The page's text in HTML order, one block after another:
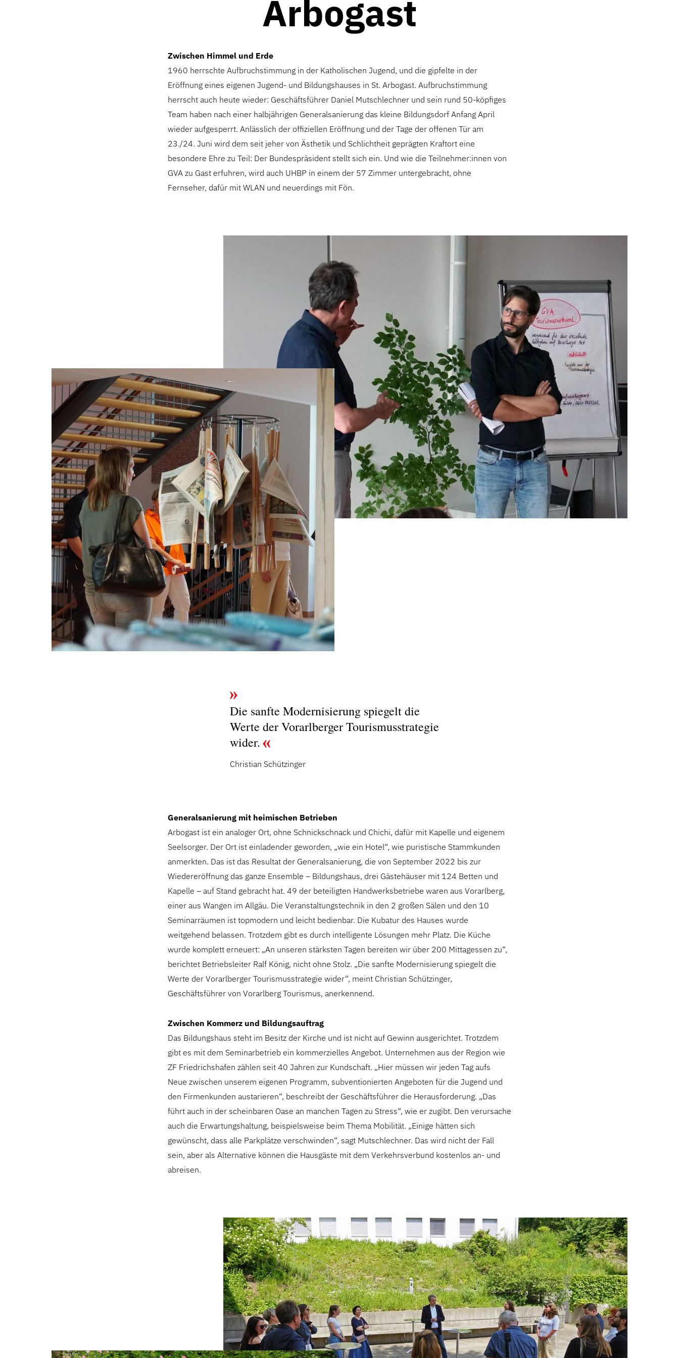
Arbogast
Zwischen Himmel und Erde
1960 herrschte Aufbruchstimmung in der Katholischen Jugend, und die gipfelte in der
Eröffnung eines eigenen Jugend- und Bildungshauses in St. Arbogast. Aufbruchstimmung
herrscht auch heute wieder: Geschäftsführer Daniel Mutschlechner und sein rund 50-köpfiges
Team haben nach einer halbjährigen Generalsanierung das kleine Bildungsdorf Anfang April
wieder aufgesperrt. Anlässlich der offiziellen Eröffnung und der Tage der offenen Tür am
23./24. Juni wird dem seit jeher von Ästhetik und Schlichtheit geprägten Kraftort eine
besondere Ehre zu Teil: Der Bundespräsident stellt sich ein. Und wie die Teilnehmer:innen von
GVA zu Gast erfuhren, wird auch UHBP in einem der 57 Zimmer untergebracht, ohne
Fernseher, dafür mit WLAN und neuerdings mit Fön.
Die sanfte Modernisierung spiegelt die
Werte der Vorarlberger Tourismusstrategie
wider.
Christian Schützinger
Generalsanierung mit heimischen Betrieben
Arbogast ist ein analoger Ort, ohne Schnickschnack und Chichi, dafür mit Kapelle und eigenem
Seelsorger. Der Ort ist einladender geworden, „wie ein Hotel“, wie puristische Stammkunden
anmerkten. Das ist das Resultat der Generalsanierung, die von September 2022 bis zur
Wiedereröffnung das ganze Ensemble – Bildungshaus, drei Gästehäuser mit 124 Betten und
Kapelle – auf Stand gebracht hat. 49 der beteiligten Handwerksbetriebe waren aus Vorarlberg,
einer aus Wangen im Allgäu. Die Veranstaltungstechnik in den 2 großen Sälen und den 10
Seminarräumen ist topmodern und leicht bedienbar. Die Kubatur des Hauses wurde
weitgehend belassen. Trotzdem gibt es durch intelligente Lösungen mehr Platz. Die Küche
wurde komplett erneuert: „An unseren stärksten Tagen bereiten wir über 200 Mittagessen zu“,
berichtet Betriebsleiter Ralf König, nicht ohne Stolz. „Die sanfte Modernisierung spiegelt die
Werte der Vorarlberger Tourismusstrategie wider“, meint Christian Schützinger,
Geschäftsführer von Vorarlberg Tourismus, anerkennend.
Zwischen Kommerz und Bildungsauftrag
Das Bildungshaus steht im Besitz der Kirche und ist nicht auf Gewinn ausgerichtet. Trotzdem
gibt es mit dem Seminarbetrieb ein kommerzielles Angebot. Unternehmen aus der Region wie
ZF Friedrichshafen zählen seit 40 Jahren zur Kundschaft. „Hier müssen wir jeden Tag aufs
Neue zwischen unserem eigenen Programm, subventionierten Angeboten für die Jugend und
den Firmenkunden austarieren“, beschreibt der Geschäftsführer die Herausforderung. „Das
führt auch in der scheinbaren Oase an manchen Tagen zu Stress“, wie er zugibt. Den verursache
auch die Erwartungshaltung, beispielsweise beim Thema Mobilität. „Einige hätten sich
gewünscht, dass alle Parkplätze verschwinden“, sagt Mutschlechner. Das wird nicht der Fall
sein, aber als Alternative können die Hausgäste mit dem Verkehrsverbund kostenlos an- und
abreisen.